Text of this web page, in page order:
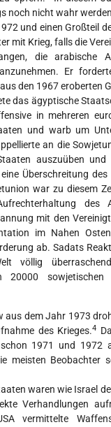
noch nicht wahr
und einen Großteil
mit Krieg, falls die
die arabische
Er
den 1967 eroberten
das ägyptische
in mehreren
und warb um
an die
auszuüben und
Überschreitung des
war zu diesem
des
mit den
im Nahen
ab. Sadats
völlig überraschend
20000 sowjetischen
aus dem Jahr 1973
des Krieges.4
1971 und 1972
meisten Beobachter
waren wie Israel
Verhandlungen
vermittelte